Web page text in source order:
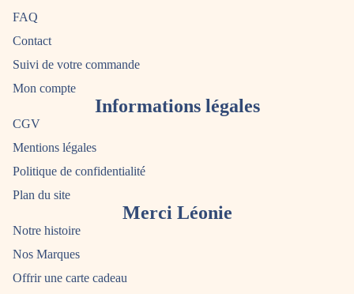
FAQ
Contact
Suivi de votre commande
Mon compte
Informations légales
CGV
Mentions légales
Politique de confidentialité
Plan du site
Merci Léonie
Notre histoire
Nos Marques
Offrir une carte cadeau